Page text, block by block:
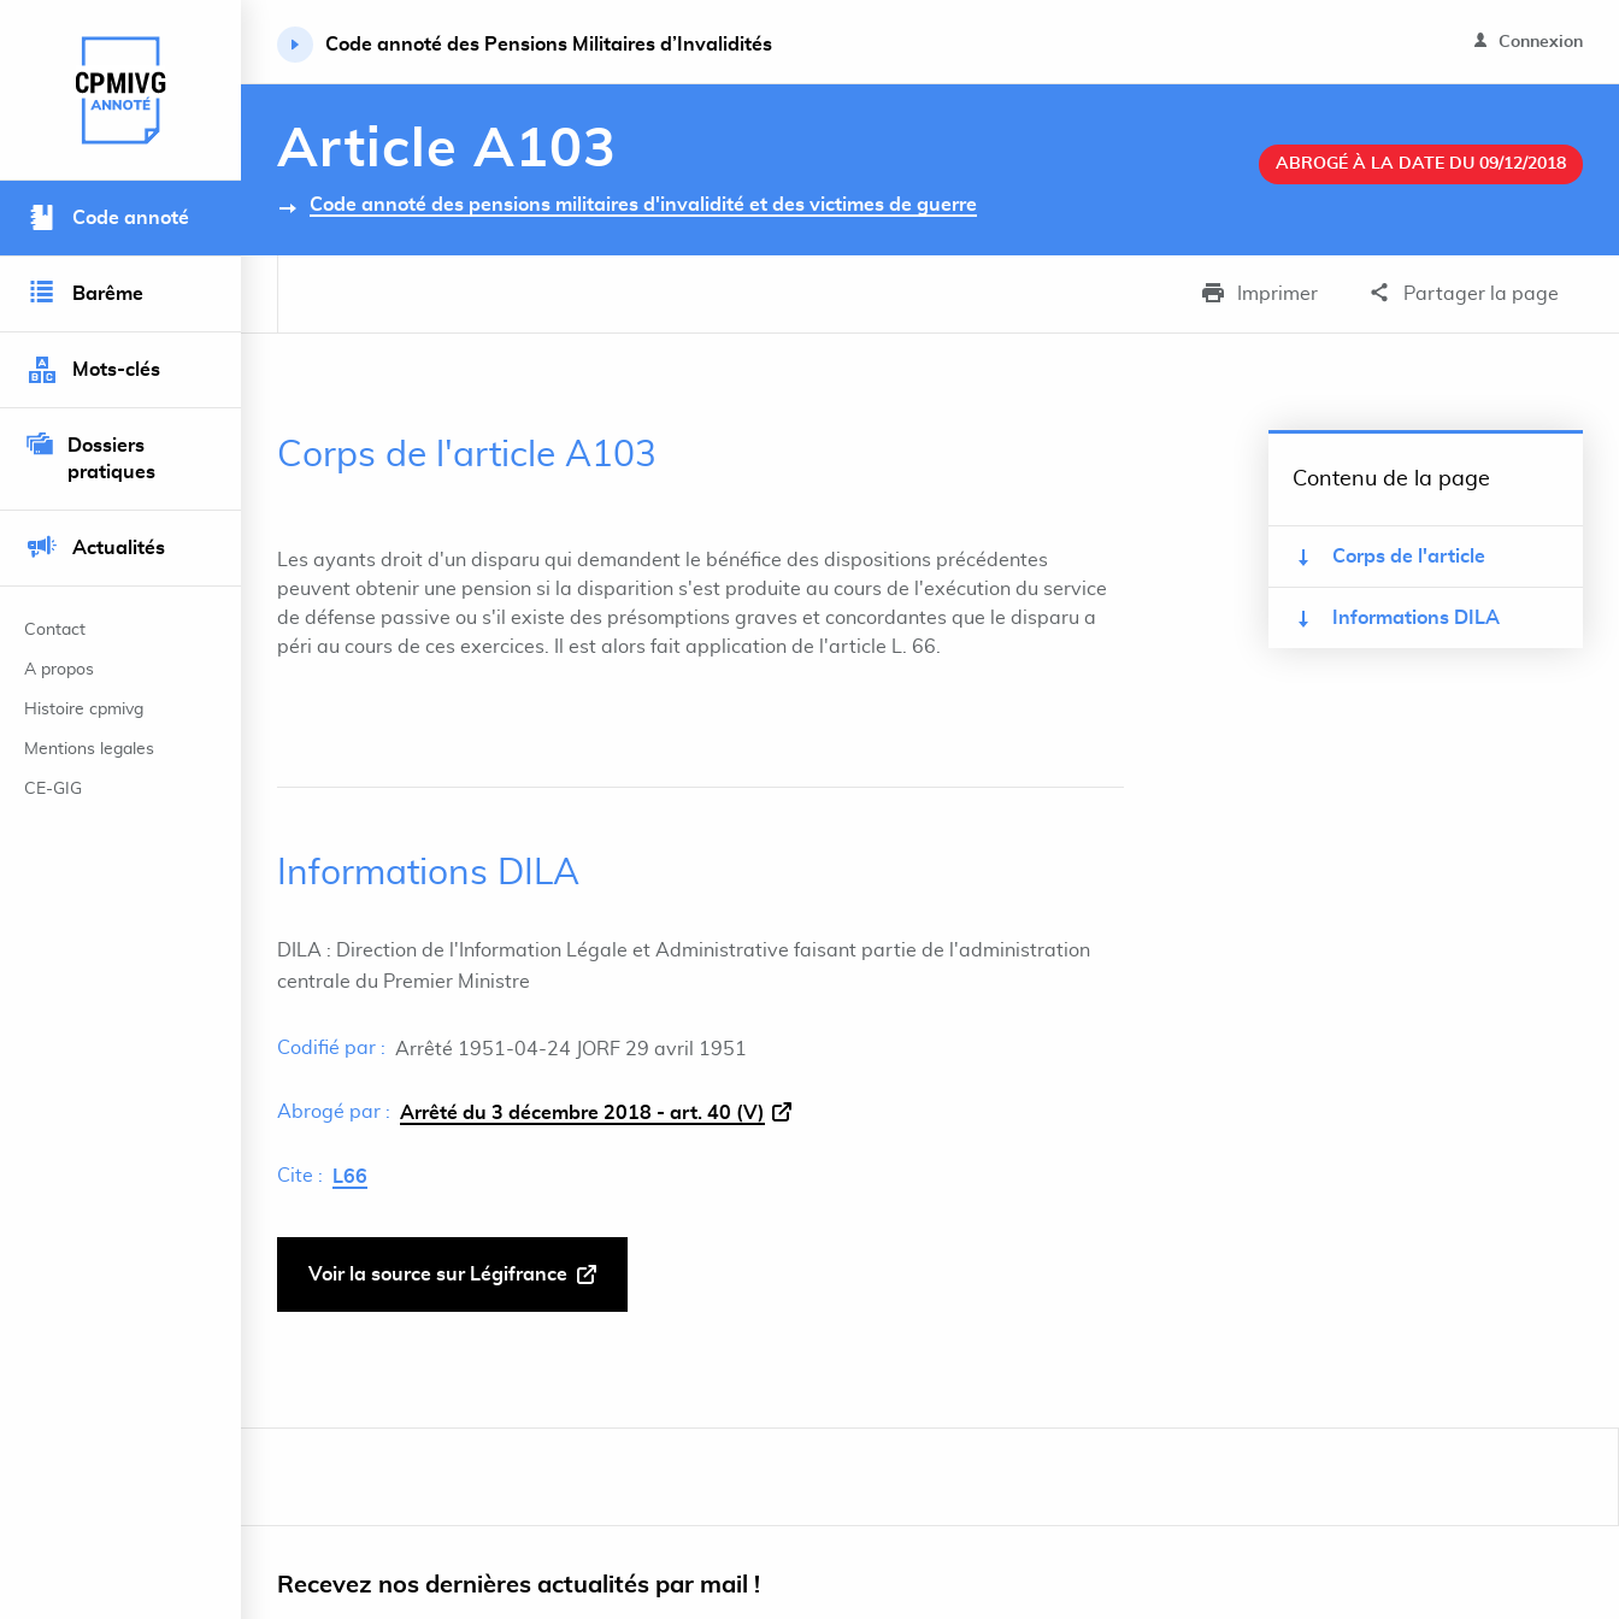
Retour à l’accueil du site
Code annoté
Barême
Mots-clés
Dossiers
pratiques
Actualités
Contact
A propos
Histoire cpmivg
Mentions legales
CE-GIG
Code annoté des Pensions Militaires d’Invalidités Connexion
Article A103
Code annoté des pensions militaires d'invalidité et des victimes de guerre
ABROGÉ À LA DATE DU 09/12/2018
Imprimer Partager la page
Corps de l'article A103
Les ayants droit d'un disparu qui demandent le bénéfice des dispositions précédentes
peuvent obtenir une pension si la disparition s'est produite au cours de l'exécution du service
de défense passive ou s'il existe des présomptions graves et concordantes que le disparu a
péri au cours de ces exercices. Il est alors fait application de l'article L. 66.
Informations DILA
DILA : Direction de l'Information Légale et Administrative faisant partie de l'administration
centrale du Premier Ministre
Codifié par : Arrêté 1951-04-24 JORF 29 avril 1951
Abrogé par : Arrêté du 3 décembre 2018 - art. 40 (V)
Cite : L66
Voir la source sur Légifrance
Contenu de la page
Corps de l'article
Informations DILA
Recevez nos dernières actualités par mail !